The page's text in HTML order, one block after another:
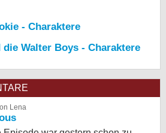
- Charaktere
Walter Boys - Charaktere
Lena